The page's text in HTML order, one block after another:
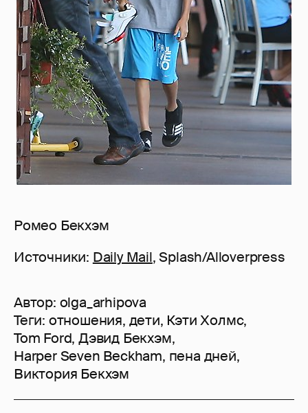
Ромео Бекхэм
Источники: Daily Mail, Splash/Alloverpress
Автор: olga_arhipova
Теги: отношения, дети, Кэти Холмс,
Tom Ford,Дэвид Бекхэм,
Harper Seven Beckham, пена дней,
Виктория Бекхэм